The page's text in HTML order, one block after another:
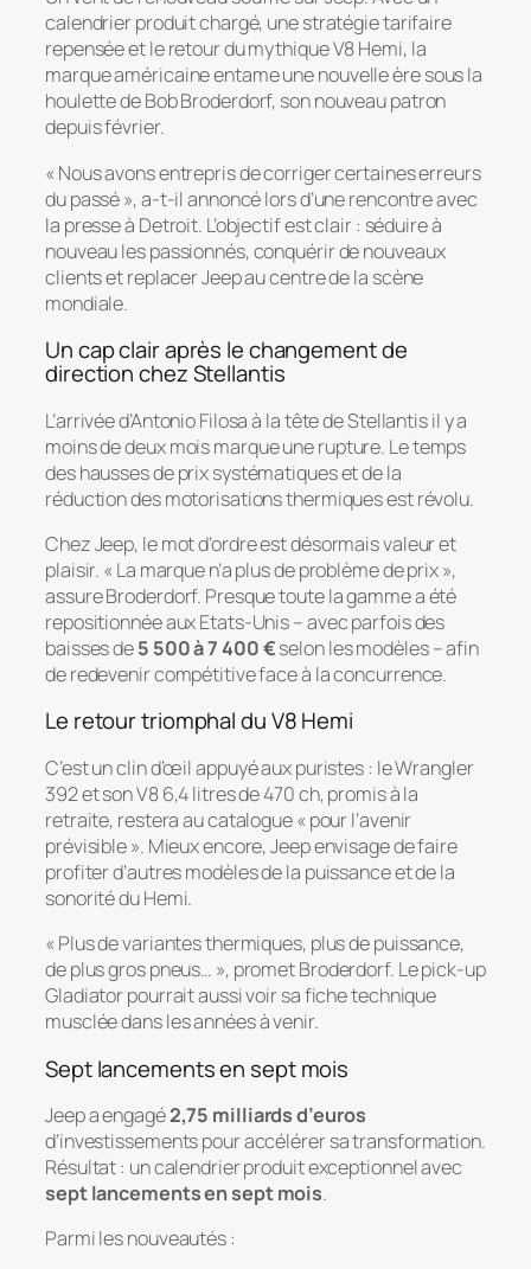
calendrier produit chargé, une stratégie tarifaire
repensée et le retour du mythique V8 Hemi, la
marque américaine entame une nouvelle ère sous la
houlette de Bob Broderdorf, son nouveau patron
depuis février.
« Nous avons entrepris de corriger certaines erreurs
du passé », a-t-il annoncé lors d’une rencontre avec
la presse à Detroit. L’objectif est clair : séduire à
nouveau les passionnés, conquérir de nouveaux
clients et replacer Jeep au centre de la scène
mondiale.
Un cap clair après le changement de
direction chez Stellantis
L’arrivée d’Antonio Filosa à la tête de Stellantis il y a
moins de deux mois marque une rupture. Le temps
des hausses de prix systématiques et de la
réduction des motorisations thermiques est révolu.
Chez Jeep, le mot d’ordre est désormais valeur et
plaisir. « La marque n’a plus de problème de prix »,
assure Broderdorf. Presque toute la gamme a été
repositionnée aux Etats-Unis – avec parfois des
baisses de5 500 à 7 400 €selon les modèles – afin
de redevenir compétitive face à la concurrence.
Le retour triomphal du V8 Hemi
C’est un clin d’œil appuyé aux puristes : le Wrangler
392 et son V8 6,4 litres de 470 ch, promis à la
retraite, restera au catalogue « pour l’avenir
prévisible ». Mieux encore, Jeep envisage de faire
profiter d’autres modèles de la puissance et de la
sonorité du Hemi.
« Plus de variantes thermiques, plus de puissance,
de plus gros pneus… », promet Broderdorf. Le pick-up
Gladiator pourrait aussi voir sa fiche technique
musclée dans les années à venir.
Sept lancements en sept mois
Jeep a engagé2,75 milliards d’euros
d’investissements pour accélérer sa transformation.
Résultat : un calendrier produit exceptionnel avec
sept lancements en sept mois.
Parmi les nouveautés :